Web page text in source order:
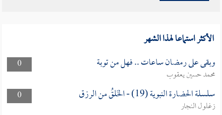
الأكثر استماعا لهذا الشهر
0 وبقى على رمضان ساعات .. فهل من توبة
محمد حسين يعقوب
0
سلسلة الحضارة النبوية (19) - الخَلقُ من الرزق
زغلول النجار